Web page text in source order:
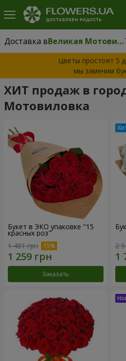
Доставка в Великая Мотовиловка
Доставка вВеликая
Цветы простоят 5
мы заменим
ХИТ продаж в
Мотовиловка
Букет в ЭКО упаковке "15
красных роз"
1 481 грн
Заказать
2